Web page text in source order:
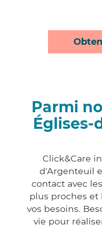
Parmi
Églises-
Click&Care
d'Argenteuil
contact avec
plus proches et
vos besoins.
vie pour